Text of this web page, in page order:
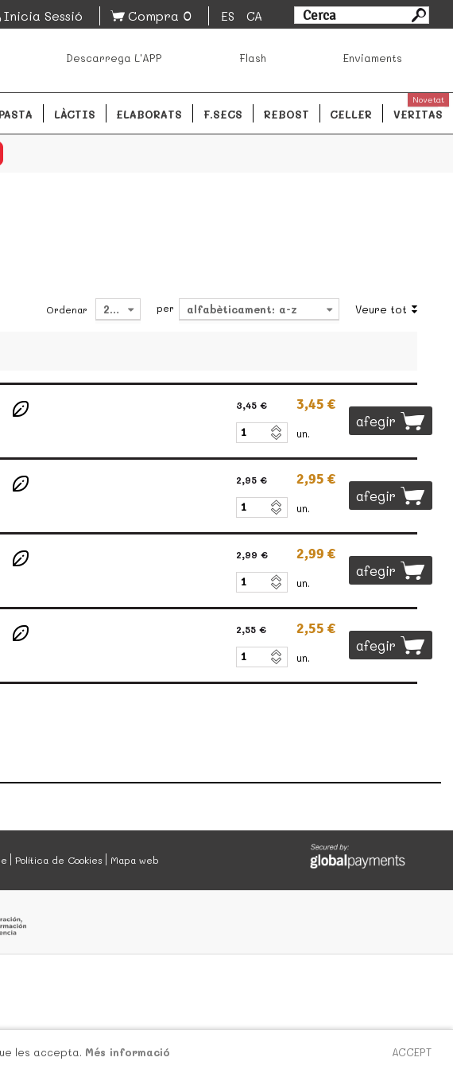
productores locales.
Inicia Sessió Compra 0 ES CA
Descarrega L'APP Flash Enviaments
LÀCTIS ELABORATS F.SECS REBOST CELLER VERITAS
Novetat
Veure tot
per alfabèticament: a-z
Ordenar 24
3,45 € 3,45 €
un.
afegir
2,95 € 2,95 €
un.
afegir
2,99 € 2,99 €
un.
afegir
2,55 € 2,55 €
un.
afegir
Política de Cookies Mapa web
ACCEPT
les accepta. Més informació